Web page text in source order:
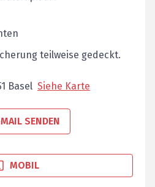
teilweise gedeckt.
Basel Siehe Karte
SENDEN
MOBIL